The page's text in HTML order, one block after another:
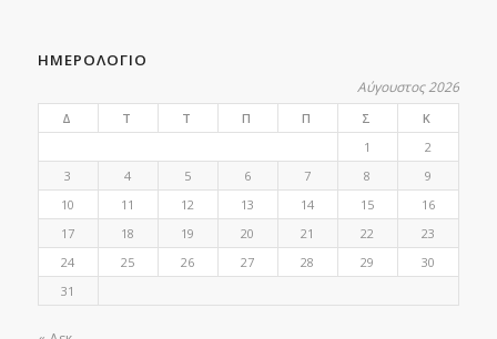
ΗΜΕΡΟΛΟΓΙΟ
Αύγουστος 2026
Δ Τ Τ Π Π Σ
Κ
1
2
3
4 5 6 7 8
9
10
11 12 13 14 15
16
17
18 19 20 21 22
23
24
25 26 27 28 29
30
31